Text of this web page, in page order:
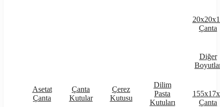
Asetat
Çanta
Çanta
Kutular
Çerez
Kutusu
Dilim
Pasta
Kutuları
Çanta
Diğer
Çanta